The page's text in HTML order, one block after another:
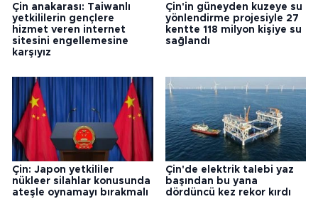
Çin anakarası: Taiwanlı
yetkililerin gençlere
hizmet veren internet
sitesini engellemesine
karşıyız
Çin'in güneyden kuzeye su
yönlendirme projesiyle 27
kentte 118 milyon kişiye su
sağlandı
Çin: Japon yetkililer
nükleer silahlar konusunda
ateşle oynamayı bırakmalı
Çin'de elektrik talebi yaz
başından bu yana
dördüncü kez rekor kırdı